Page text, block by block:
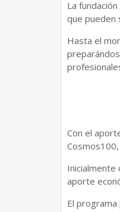
La
que pueden
Hasta el
Con el
Inicialmente
aporte
El